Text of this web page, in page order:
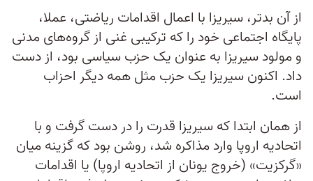
از آن بدتر، سیریزا با اعمال اقدامات ریاضتی، عملا،
پایگاه اجتماعی خود را که ترکیبی غنی از گروه‌های مدنی
و مولود سیریزا به عنوان یک حزب سیاسی بود، از دست
داد. اکنون سیریزا یک حزب مثل همه دیگر احزاب
است.
از همان ابتدا که سیریزا قدرت را در دست گرفت و با
اتحادیه اروپا وارد مذاکره شد، روشن بود که گزینه میان
«گرکزیت» (خروج یونان از اتحادیه اروپا) یا اقدامات